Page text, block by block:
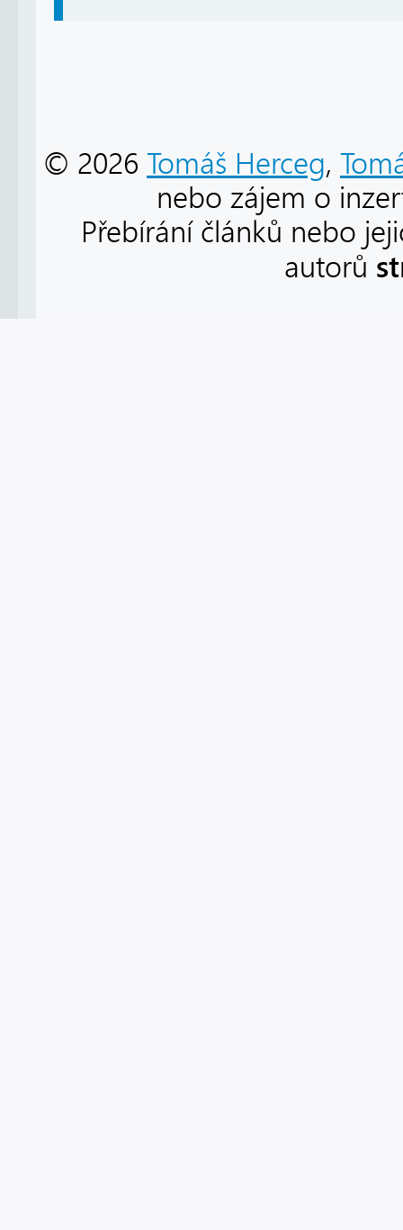
© 2026 Tomáš Herceg,
nebo zájem o
Přebírání článků nebo
autorů